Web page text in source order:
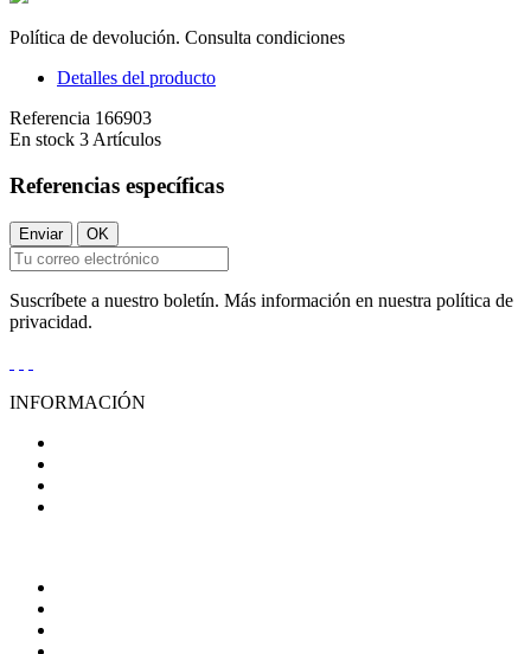
Política de devolución. Consulta condiciones
Detalles del producto
Referencia 166903
En stock 3 Artículos
Referencias específicas
Suscríbete a nuestro boletín. Más información en nuestra política de
privacidad.
INFORMACIÓN